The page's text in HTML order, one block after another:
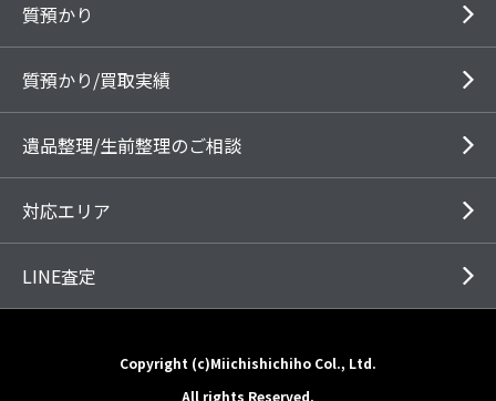
質預かり
質預かり/買取実績
遺品整理/生前整理のご相談
対応エリア
LINE査定
Copyright (c)Miichishichiho Col., Ltd.
All rights Reserved.